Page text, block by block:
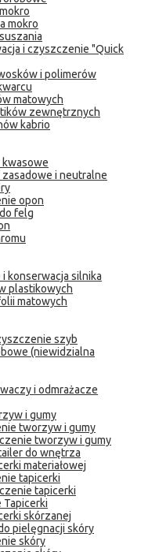
mokro
i czyszczenie "Quick
i polimerów
matowych
zewnętrznych
kabrio
kwasowe
zasadowe i neutralne
opon
felg
konserwacja silnika
plastikowych
matowych
szyb
(niewidzialna
i odmrażacze
i gumy
tworzyw i gumy
tworzyw i gumy
do wnętrza
materiałowej
tapicerki
tapicerki
Tapicerki
skórzanej
pielęgnacji skóry
skóry